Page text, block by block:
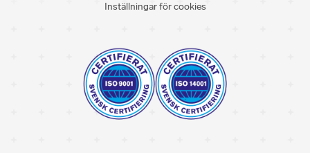
Inställningar för cookies